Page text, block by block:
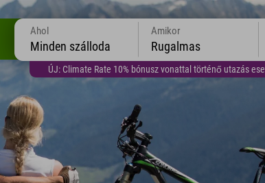
ÚJ: Climate Rate 10% bónusz vonattal történő utazás
Ahol
Minden szálloda
Amikor
Rugalmas